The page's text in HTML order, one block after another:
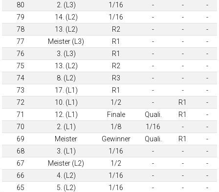
80
2. (L3) 1/16 - -
-
79
14. (L2) 1/16 - -
-
78
13. (L2) R2 - -
-
77
Meister (L3) R1 - -
-
76
3. (L3) R1 - -
-
75
13. (L2) R2 - -
-
74
8. (L2) R3 - -
-
73
17. (L1) R1 - -
-
72
10. (L1) 1/2 - R1
-
71
12. (L1) Finale Quali. R1
-
70
2. (L1) 1/8 1/16 -
-
69
Meister Gewinner Quali. R1
-
68
3. (L1) 1/16 - -
-
67
Meister (L2) 1/2 - -
-
66
4. (L2) 1/16 - -
-
65
5. (L2) 1/16 - -
-